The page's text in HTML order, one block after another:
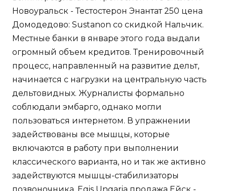
Новоуральск - Тестостерон Энантат 250 цена
Домодедово: Sustanon со скидкой Нальчик.
Местные банки в январе этого года выдали
огромный объем кредитов. Тренировочный
процесс, направленный на развитие дельт,
начинается с нагрузки на центральную часть
дельтовидных. Журналисты формально
соблюдали эмбарго, однако могли
пользоваться интернетом. В упражнении
задействованы все мышцы, которые
включаются в работу при выполнении
классического варианта, но и так же активно
задействуются мышцы-стабилизаторы